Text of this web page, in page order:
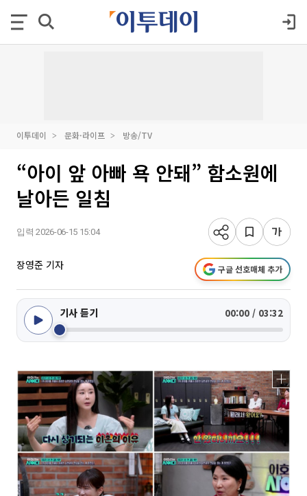
이투데이 문화·라이프 방송/TV
“아이 앞 아빠 욕 안돼” 함소원에
날아든 일침
입력 2026-06-15 15:04
장영준 기자 구글 선호매체 추가
기사 듣기 00:00 / 03:32